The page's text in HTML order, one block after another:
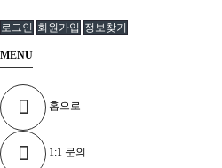
로그인 회원가입 정보찾기
MENU
홈으로
1:1 문의